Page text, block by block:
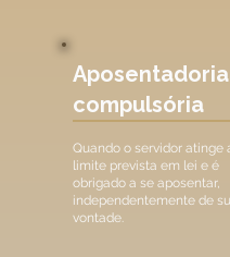
Aposentadoria
compulsória
Quando o servidor atinge
limite prevista em lei e é
obrigado a se aposentar,
independentemente de
vontade.